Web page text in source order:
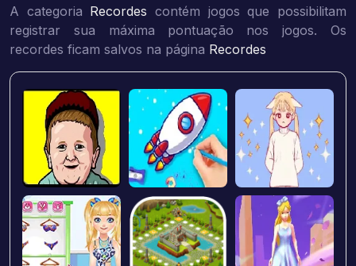
A categoria Recordes contém jogos que possibilitam
registrar sua máxima pontuação nos jogos. Os
recordes ficam salvos na página Recordes